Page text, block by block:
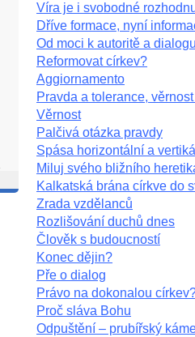
Víra je i svobodné
Dříve formace, nyní
Od moci k autoritě a
Reformovat církev?
Aggiornamento
Pravda a tolerance,
Věrnost
Palčivá otázka pravdy
Spása horizontální a
Miluj svého bližního
Kalkatská brána církve do
Zrada vzdělanců
Rozlišování duchů dnes
Člověk s budoucností
Konec dějin?
Pře o dialog
Právo na dokonalou
Proč sláva Bohu
Odpuštění – prubířský